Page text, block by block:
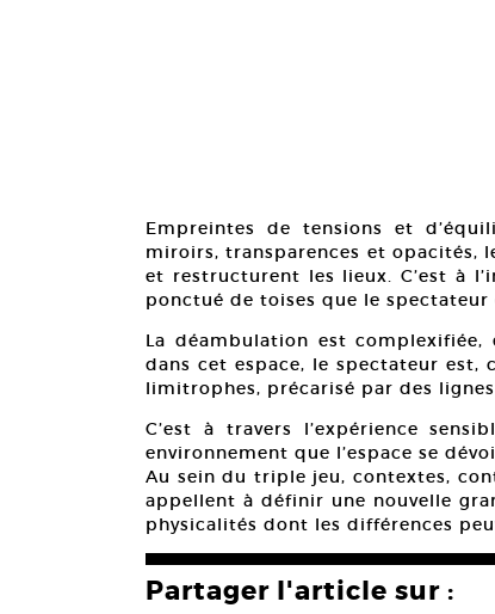
Empreintes de tensions et
miroirs, transparences et opacités,
et restructurent les lieux. C’est à
ponctué de toises que le
La déambulation est complexifiée,
dans cet espace, le spectateur est,
limitrophes, précarisé par des
C’est à travers l’expérience
environnement que l’espace se
Au sein du triple jeu, contextes,
appellent à définir une nouvelle
physicalités dont les différences
Partager l'article sur :